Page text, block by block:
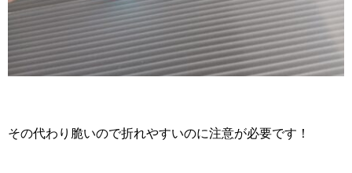
その代わり脆いので折れやすいのに注意が必要です！